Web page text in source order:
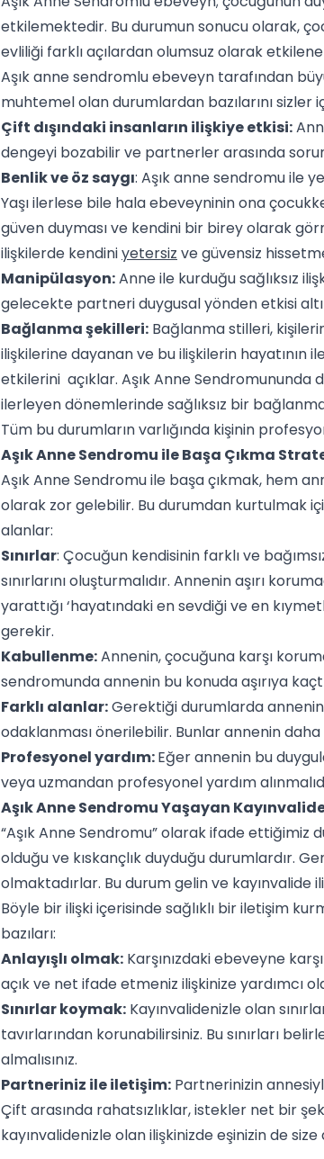
etkilemektedir. Bu durumun sonucu olarak,
evliliği farklı açılardan olumsuz olarak
Aşık anne sendromlu ebeveyn tarafından
muhtemel olan durumlardan bazılarını sizler
Çift dışındaki insanların ilişkiye etkisi:
dengeyi bozabilir ve partnerler arasında
Benlik ve öz saygı: Aşık anne sendromu ile
Yaşı ilerlese bile hala ebeveyninin ona
güven duyması ve kendini bir birey olarak
ilişkilerde kendiniyetersiz ve güvensiz
Manipülasyon:Anne ile kurduğu sağlıksız
gelecekte partneri duygusal yönden etkisi
Bağlanma şekilleri: Bağlanma stilleri,
ilişkilerine dayanan ve bu ilişkilerin hayatının
etkilerini açıklar. Aşık Anne Sendromununda
ilerleyen dönemlerinde sağlıksız bir
Tüm bu durumların varlığında kişinin
Aşık Anne Sendromu ile Başa Çıkma
Aşık Anne Sendromu ile başa çıkmak, hem
olarak zor gelebilir. Bu durumdan kurtulmak
alanlar:
Sınırlar: Çocuğun kendisinin farklı ve
sınırlarını oluşturmalıdır. Annenin aşırı
yarattığı ‘hayatındaki en sevdiği ve en
gerekir.
Kabullenme:Annenin, çocuğuna karşı
sendromunda annenin bu konuda aşırıya
Farklı alanlar:Gerektiği durumlarda
odaklanması önerilebilir. Bunlar annenin
Profesyonel yardım:Eğer annenin bu
veya uzmandan profesyonel yardım
Aşık Anne Sendromu Yaşayan
“Aşık Anne Sendromu” olarak ifade ettiğimiz
olduğu ve kıskançlık duyduğu durumlardır.
olmaktadırlar. Bu durum gelin ve kayınvalide
Böyle bir ilişki içerisinde sağlıklı bir iletişim
bazıları:
Anlayışlı olmak: Karşınızdaki ebeveyne
açık ve net ifade etmeniz ilişkinize yardımcı
Sınırlar koymak: Kayınvalidenizle olan
tavırlarından korunabilirsiniz. Bu sınırları
almalısınız.
Partneriniz ile iletişim: Partnerinizin
Çift arasında rahatsızlıklar, istekler net bir
kayınvalidenizle olan ilişkinizde eşinizin de